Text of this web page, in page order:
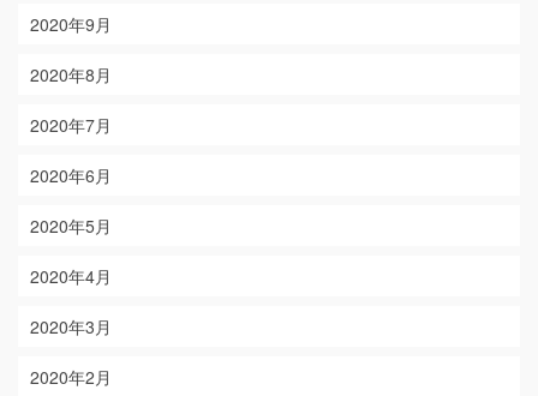
2020年9月
2020年8月
2020年7月
2020年6月
2020年5月
2020年4月
2020年3月
2020年2月